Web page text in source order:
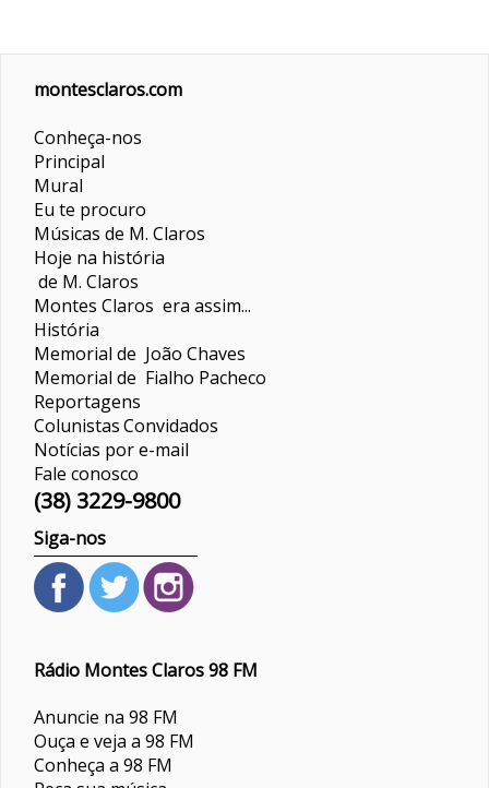
montesclaros.com
Conheça-nos
Principal
Mural
Eu te procuro
Músicas de M. Claros
Hoje na história
de M. Claros
Montes Claros era assim...
História
Memorial de João Chaves
Memorial de Fialho Pacheco
Reportagens
ColunistasConvidados
Notícias por e-mail
Fale conosco
(38) 3229-9800
Siga-nos
Rádio Montes Claros 98 FM
Anuncie na 98 FM
Ouça e veja a 98 FM
Conheça a 98 FM